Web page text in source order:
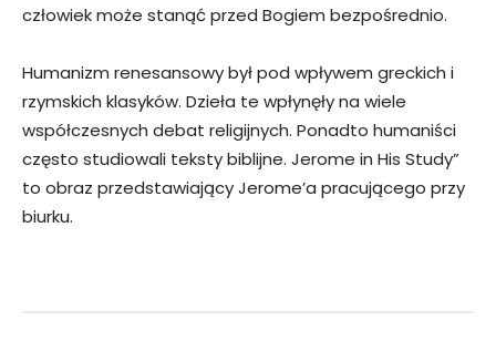
człowiek może stanąć przed Bogiem bezpośrednio.
Humanizm renesansowy był pod wpływem greckich i
rzymskich klasyków. Dzieła te wpłynęły na wiele
współczesnych debat religijnych. Ponadto humaniści
często studiowali teksty biblijne. Jerome in His Study”
to obraz przedstawiający Jerome’a pracującego przy
biurku.